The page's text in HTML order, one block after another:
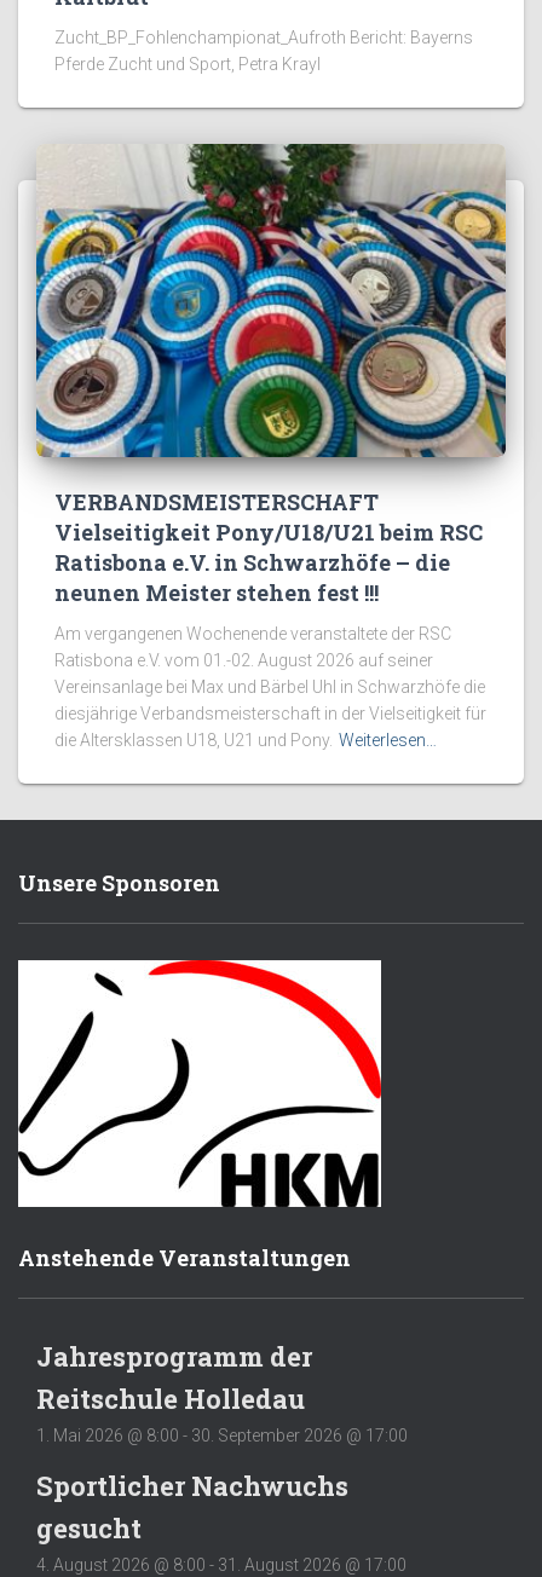
Zucht_BP_Fohlenchampionat_Aufroth Bericht: Bayerns
Pferde Zucht und Sport, Petra Krayl
VERBANDSMEISTERSCHAFT
Vielseitigkeit Pony/U18/U21 beim RSC
Ratisbona e.V. in Schwarzhöfe – die
neunen Meister stehen fest !!!
Am vergangenen Wochenende veranstaltete der RSC
Ratisbona e.V. vom 01.-02. August 2026 auf seiner
Vereinsanlage bei Max und Bärbel Uhl in Schwarzhöfe die
diesjährige Verbandsmeisterschaft in der Vielseitigkeit für
die Altersklassen U18, U21 und Pony. Weiterlesen…
Unsere Sponsoren
Anstehende Veranstaltungen
Jahresprogramm der
Reitschule Holledau
1. Mai 2026 @ 8:00 - 30. September 2026 @ 17:00
Sportlicher Nachwuchs
gesucht
4. August 2026 @ 8:00 - 31. August 2026 @ 17:00